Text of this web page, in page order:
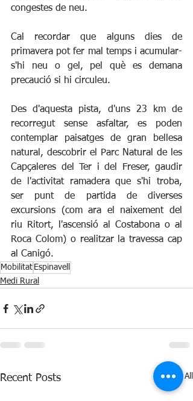
congestes de neu.
Cal recordar que alguns dies de
primavera pot fer mal temps i acumular-
s'hi neu o gel, pel què es demana
precaució si hi circuleu.
Des d'aquesta pista, d'uns 23 km de
recorregut sense asfaltar, es poden
contemplar paisatges de gran bellesa
natural, descobrir el Parc Natural de les
Capçaleres del Ter i del Freser, gaudir
de l'activitat ramadera que s'hi troba,
ser punt de partida de diverses
excursions (com ara el naixement del
riu Ritort, l'ascensió al Costabona o al
Roca Colom) o realitzar la travessa cap
al Canigó.
Mobilitat Espinavell
Medi Rural
Recent Posts See All